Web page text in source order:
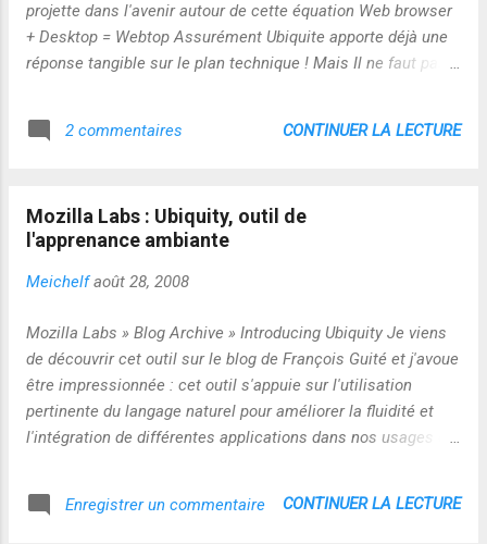
projette dans l'avenir autour de cette équation Web browser
+ Desktop = Webtop Assurément Ubiquite apporte déjà une
réponse tangible sur le plan technique ! Mais Il ne faut pas
avec la mise en ligne de plus en plus de données privées !
"Pour les spécialistes de la protection des données, la
avant de recueillir puis de vendre leurs données
personnelles. Aujourd’hui, c’est au particulier qu’il incombe
de faire la démarche pour protéger ses informations
associés ? Sur le plan des usages, une application possible
dans le domaine de la formation tout au long de la vie :
l’apprenance ambiante
2 commentaires CONTINUER LA LECTURE
Mozilla Labs : Ubiquity, outil de
l'apprenance ambiante
Meichelf août 28, 2008
Mozilla Labs » Blog Archive » Introducing Ubiquity Je viens
de découvrir cet outil sur le blog de François Guité et j'avoue
être impressionnée : cet outil s'appuie sur l'utilisation
pertinente du langage naturel pour améliorer la fluidité et
l'intégration de différentes applications dans nos usages du
déclinaisons possibles sur le net...nous entrons vraiment
Enregistrer un commentaire CONTINUER LA LECTURE